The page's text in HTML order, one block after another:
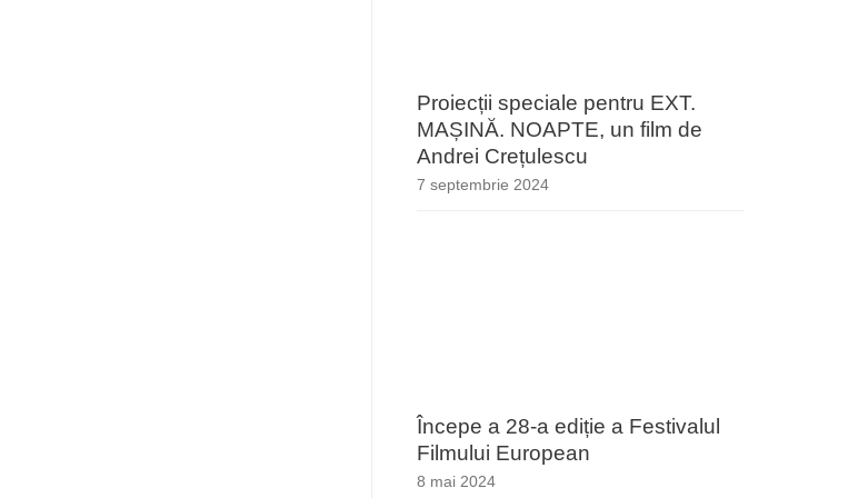
Proiecții speciale pentru EXT.
MAȘINĂ. NOAPTE, un film de
Andrei Crețulescu
7 septembrie 2024
Începe a 28-a ediție a Festivalul
Filmului European
8 mai 2024